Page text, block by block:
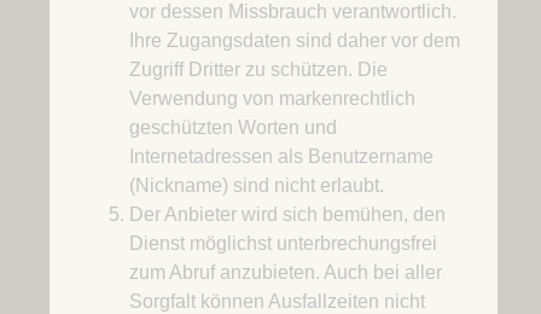
vor dessen Missbrauch verantwortlich.
Ihre Zugangsdaten sind daher vor dem
Zugriff Dritter zu schützen. Die
Verwendung von markenrechtlich
geschützten Worten und
Internetadressen als Benutzername
(Nickname) sind nicht erlaubt.
Der Anbieter wird sich bemühen, den
Dienst möglichst unterbrechungsfrei
zum Abruf anzubieten. Auch bei aller
Sorgfalt können Ausfallzeiten nicht